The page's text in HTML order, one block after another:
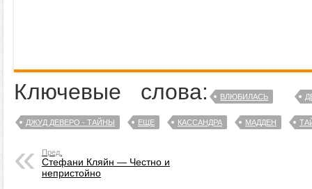
Ключевые слова: ВЛЮБИЛАСЬ
ДЖУД ДЕВЕРО - ТАЙНЫ ЕЩЕ КАССАНДРА МАДДЕН
Пред.
Стефани Кляйн — Честно и
непристойно